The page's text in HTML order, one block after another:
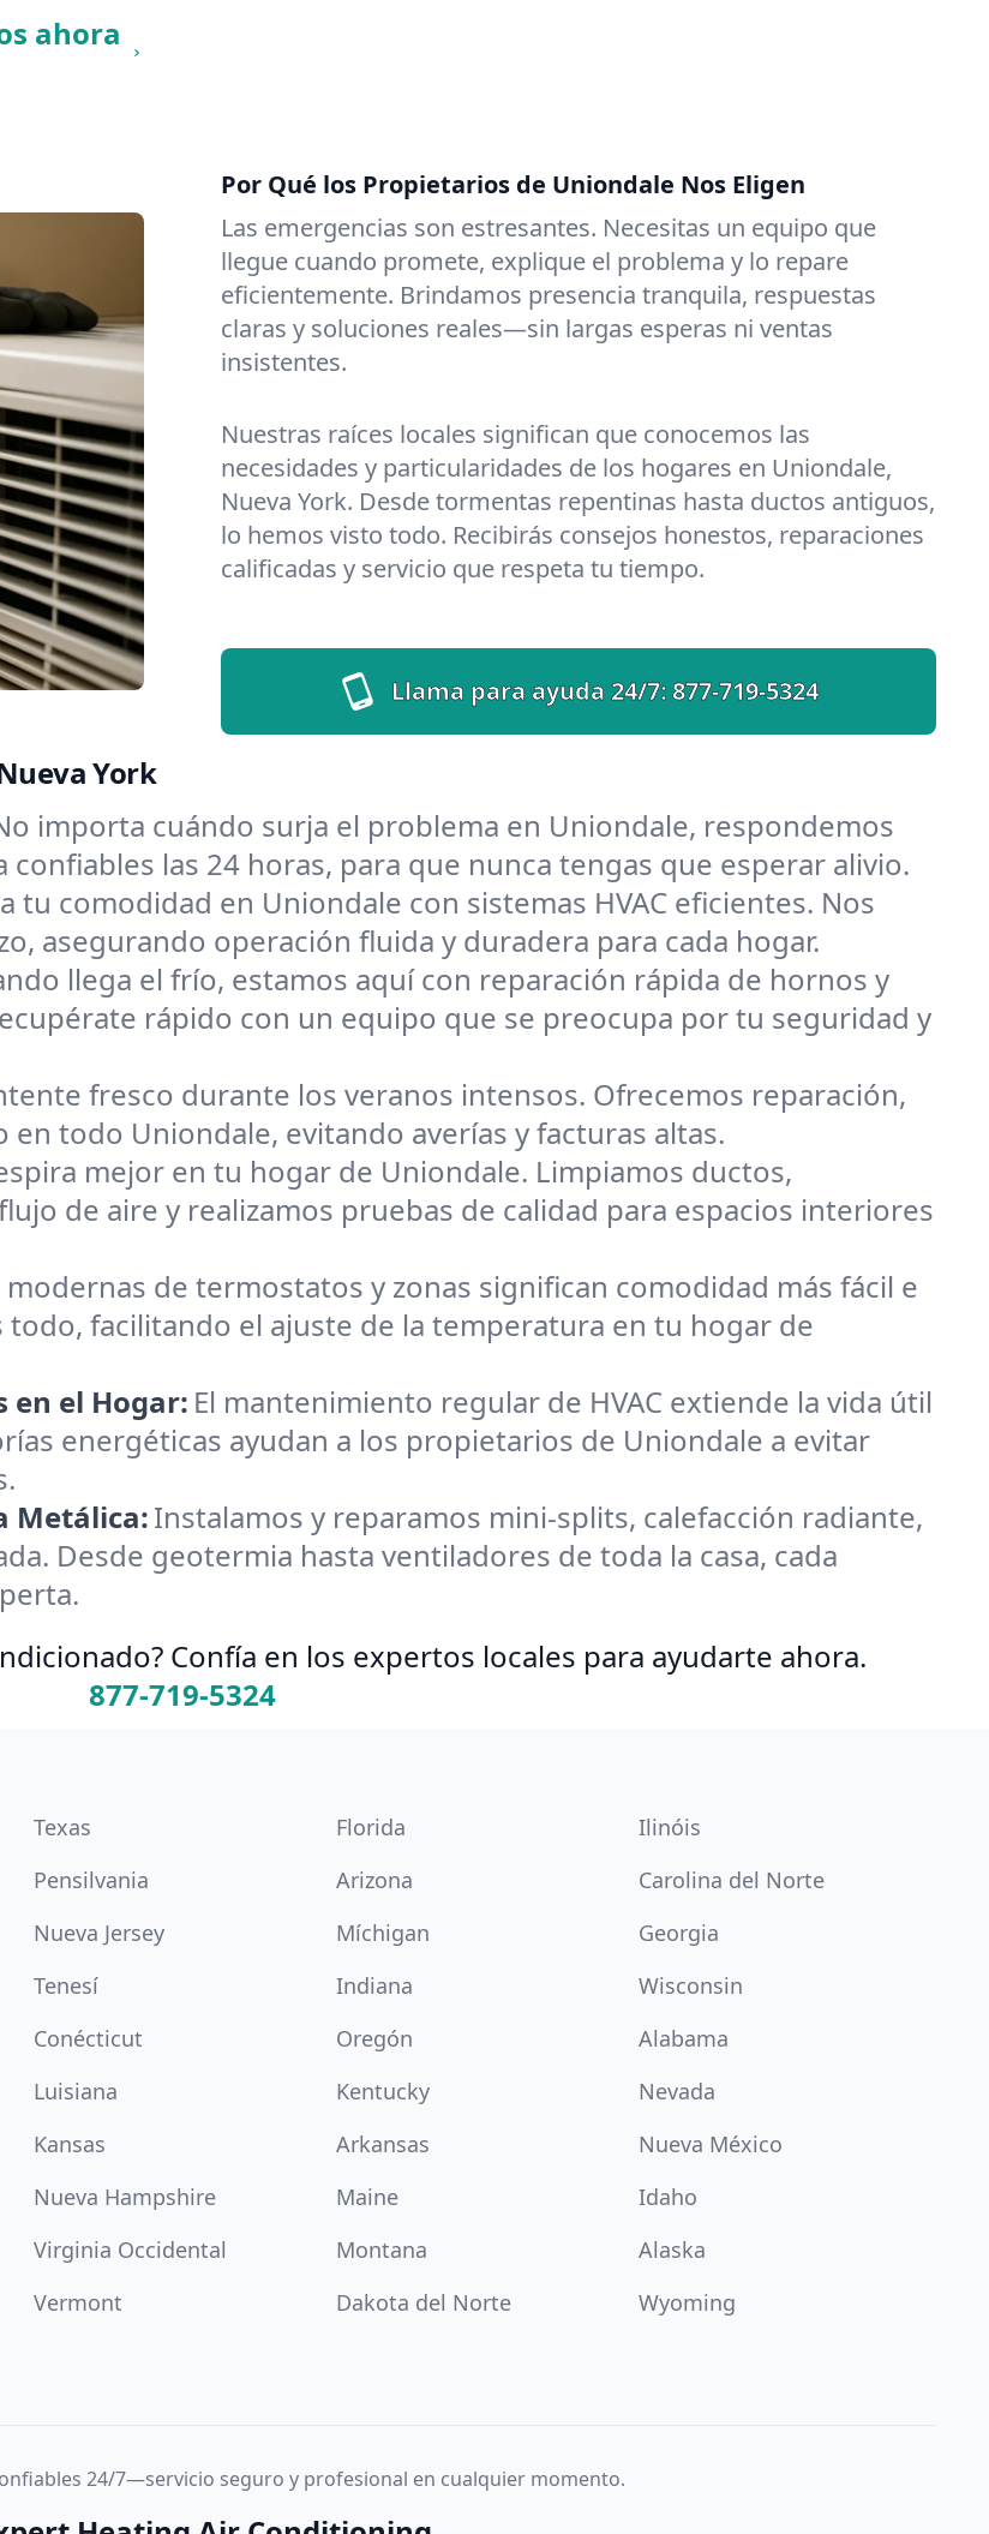
ahora
Por Qué los Propietarios de Uniondale Nos Eligen
Las emergencias son estresantes. Necesitas un equipo que
llegue cuando promete, explique el problema y lo repare
eficientemente. Brindamos presencia tranquila, respuestas
claras y soluciones reales—sin largas esperas ni ventas
insistentes.
Nuestras raíces locales significan que conocemos las
necesidades y particularidades de los hogares en Uniondale,
Nueva York. Desde tormentas repentinas hasta ductos antiguos,
lo hemos visto todo. Recibirás consejos honestos, reparaciones
calificadas y servicio que respeta tu tiempo.
Llama para ayuda 24/7:877-719-5324
York
importa cuándo surja el problema en Uniondale, respondemos
confiables las 24 horas, para que nunca tengas que esperar alivio.
tu comodidad en Uniondale con sistemas HVAC eficientes. Nos
asegurando operación fluida y duradera para cada hogar.
llega el frío, estamos aquí con reparación rápida de hornos y
rápido con un equipo que se preocupa por tu seguridad y
fresco durante los veranos intensos. Ofrecemos reparación,
todo Uniondale, evitando averías y facturas altas.
mejor en tu hogar de Uniondale. Limpiamos ductos,
de aire y realizamos pruebas de calidad para espacios interiores
de termostatos y zonas significan comodidad más fácil e
facilitando el ajuste de la temperatura en tu hogar de
el Hogar: El mantenimiento regular de HVAC extiende la vida útil
energéticas ayudan a los propietarios de Uniondale a evitar
Metálica:Instalamos y reparamos mini-splits, calefacción radiante,
Desde geotermia hasta ventiladores de toda la casa, cada
Confía en los expertos locales para ayudarte ahora.
877-719-5324
Texas Florida
Ilinóis
Pensilvania Arizona
Carolina del Norte
Nueva Jersey Míchigan
Georgia
Tenesí Indiana
Wisconsin
Conécticut Oregón
Alabama
Luisiana Kentucky
Nevada
Kansas Arkansas
Nueva México
Nueva Hampshire Maine
Idaho
Virginia Occidental Montana
Alaska
Vermont Dakota del Norte
Wyoming
24/7—servicio seguro y profesional en cualquier momento.